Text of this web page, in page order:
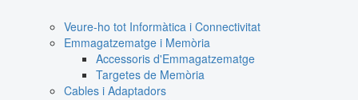
Veure-ho tot Informàtica i Connectivitat
Emmagatzematge i Memòria
Accessoris d'Emmagatzematge
Targetes de Memòria
Cables i Adaptadors